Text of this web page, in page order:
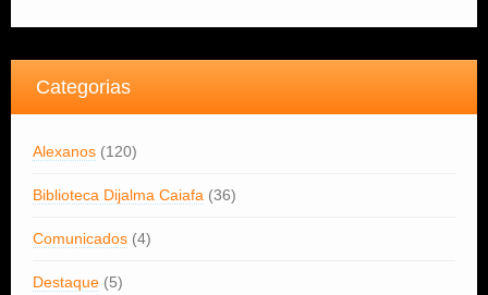
Categorias
Alexanos (120)
Biblioteca Dijalma Caiafa (36)
Comunicados (4)
Destaque (5)